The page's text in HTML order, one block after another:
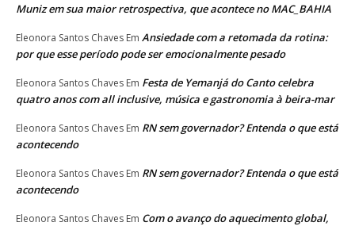
Muniz em sua maior retrospectiva, que acontece no MAC_BAHIA
Eleonora Santos Chaves Em Ansiedade com a retomada da rotina:
por que esse período pode ser emocionalmente pesado
Eleonora Santos Chaves Em Festa de Yemanjá do Canto celebra
quatro anos com all inclusive, música e gastronomia à beira-mar
Eleonora Santos Chaves Em RN sem governador? Entenda o que está
acontecendo
Eleonora Santos Chaves Em RN sem governador? Entenda o que está
acontecendo
Eleonora Santos Chaves Em Com o avanço do aquecimento global,